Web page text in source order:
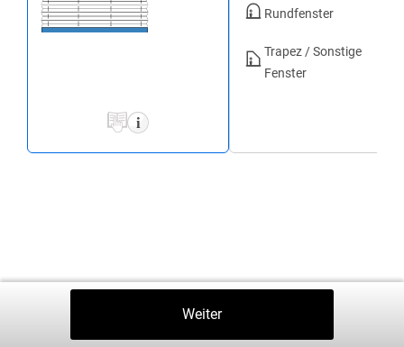
Rundfenster
Trapez / Sonstige
Fenster
Weiter